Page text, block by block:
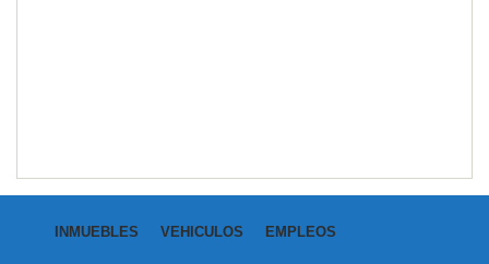
INMUEBLES VEHICULOS EMPLEOS